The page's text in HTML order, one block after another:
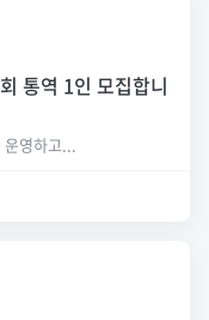
통역 1인 모집합니
영하고...